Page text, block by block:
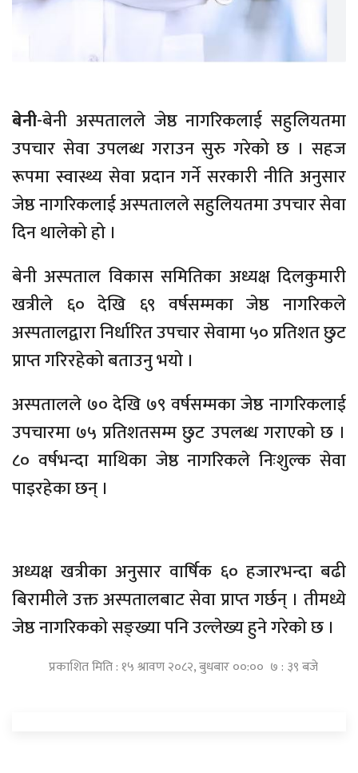
बेनी-बेनी अस्पतालले जेष्ठ नागरिकलाई सहुलियतमा
उपचार सेवा उपलब्ध गराउन सुरु गरेको छ । सहज
रूपमा स्वास्थ्य सेवा प्रदान गर्ने सरकारी नीति अनुसार
जेष्ठ नागरिकलाई अस्पतालले सहुलियतमा उपचार सेवा
दिन थालेको हो ।
बेनी अस्पताल विकास समितिका अध्यक्ष दिलकुमारी
खत्रीले ६० देखि ६९ वर्षसम्मका जेष्ठ नागरिकले
अस्पतालद्वारा निर्धारित उपचार सेवामा ५० प्रतिशत छुट
प्राप्त गरिरहेको बताउनु भयो ।
अस्पतालले ७० देखि ७९ वर्षसम्मका जेष्ठ नागरिकलाई
उपचारमा ७५ प्रतिशतसम्म छुट उपलब्ध गराएको छ ।
८० वर्षभन्दा माथिका जेष्ठ नागरिकले निःशुल्क सेवा
पाइरहेका छन् ।
अध्यक्ष खत्रीका अनुसार वार्षिक ६० हजारभन्दा बढी
बिरामीले उक्त अस्पतालबाट सेवा प्राप्त गर्छन् । तीमध्ये
जेष्ठ नागरिकको सङ्ख्या पनि उल्लेख्य हुने गरेको छ ।
प्रकाशित मिति : १५ श्रावण २०८२, बुधबार ००:०० ७ : ३९ बजे